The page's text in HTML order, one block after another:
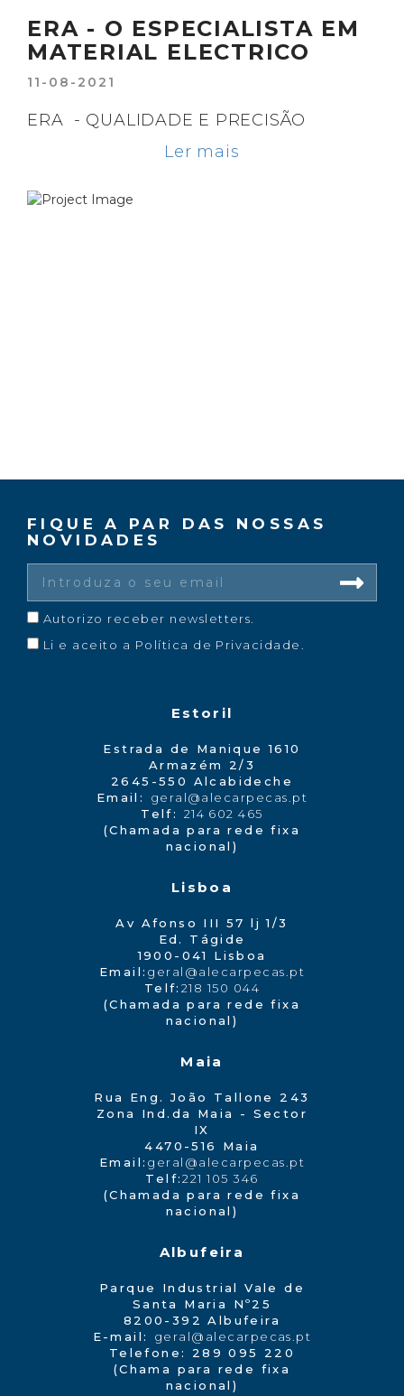
ERA - O ESPECIALISTA EM
MATERIAL ELECTRICO
11-08-2021
ERA - QUALIDADE E PRECISÃO
Ler mais
FIQUE A PAR DAS NOSSAS
NOVIDADES
Autorizo receber newsletters.
Li e aceito a Política de Privacidade
Estoril
Estrada de Manique 1610
Armazém 2/3
2645-550 Alcabideche
Email: geral@alecarpecas.pt​
Telf: 214 602 465
(Chamada para rede fixa
nacional)
Lisboa
Av Afonso III 57 lj 1/3
Ed. Tágide
1900-041 Lisboa
Email: geral@alecarpecas.pt
Telf: 218 150 044
(Chamada para rede fixa
nacional)
Maia
Rua Eng. João Tallone 243
Zona Ind.da Maia - Sector
IX
4470-516 Maia
Email: geral@alecarpecas.pt
Telf:221 105 346
(Chamada para rede fixa
nacional)
Albufeira
Parque Industrial Vale de
Santa Maria Nº25
8200-392 Albufeira
E-mail: geral@alecarpecas.pt
Telefone: 289 095 220
(Chama para rede fixa
nacional)